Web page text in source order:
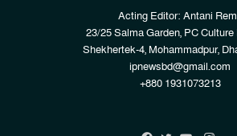
Acting Editor: Antani
23/25 Salma Garden, PC
Shekhertek-4, Mohammadpur,
ipnewsbd@gmail.com
+880 1931073213